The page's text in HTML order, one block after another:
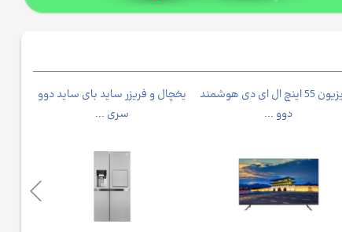
یخچال و فریزر ساید بای ساید دوو
سری ...
تلویزیون 55 اینچ ال ای دی هوشمند
دوو ...